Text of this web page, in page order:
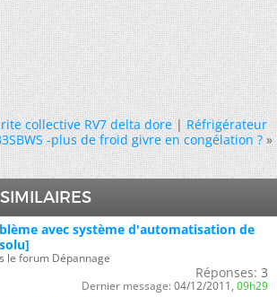
collective RV7 delta dore|Réfrigérateur
-plus de froid givre en congélation ? »
avec système d'automatisation de
le forum Dépannage
Réponses: 3
Dernier message: 04/12/2011, 09h29